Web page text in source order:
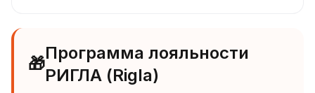
🎁
Программа лояльности
РИГЛА (Rigla)